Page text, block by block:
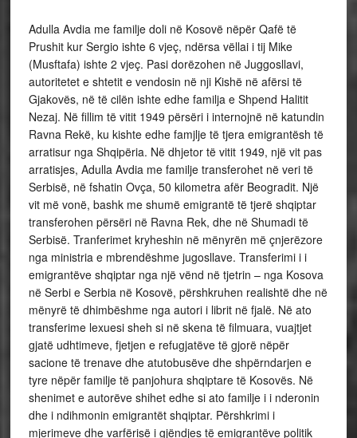
Adulla Avdia me familje doli në Kosovë nëpër Qafë të
Prushit kur Sergio ishte 6 vjeç, ndërsa vëllai i tij Mike
(Musftafa) ishte 2 vjeç. Pasi dorëzohen në Juggosllavi,
autoritetet e shtetit e vendosin në nji Kishë në afërsi të
Gjakovës, në të cilën ishte edhe familja e Shpend Halitit
Nezaj. Në fillim të vitit 1949 përsëri i internojnë në katundin
Ravna Rekë, ku kishte edhe famjlje të tjera emigrantësh të
arratisur nga Shqipëria. Në dhjetor të vitit 1949, një vit pas
arratisjes, Adulla Avdia me familje transferohet në veri të
Serbisë, në fshatin Ovça, 50 kilometra afër Beogradit. Një
vit më vonë, bashk me shumë emigrantë të tjerë shqiptar
transferohen përsëri në Ravna Rek, dhe në Shumadi të
Serbisë. Tranferimet kryheshin në mënyrën më çnjerëzore
nga ministria e mbrendëshme jugosllave. Transferimi i i
emigrantëve shqiptar nga një vënd në tjetrin – nga Kosova
në Serbi e Serbia në Kosovë, përshkruhen realishtë dhe në
mënyrë të dhimbëshme nga autori i librit në fjalë. Në ato
transferime lexuesi sheh si në skena të filmuara, vuajtjet
gjatë udhtimeve, fjetjen e refugjatëve të gjorë nëpër
sacione të trenave dhe atutobusëve dhe shpërndarjen e
tyre nëpër familje të panjohura shqiptare të Kosovës. Në
shenimet e autorëve shihet edhe si ato familje i i nderonin
dhe i ndihmonin emigrantët shqiptar. Përshkrimi i
mjerimeve dhe varfërisë i gjëndjes të emigrantëve politik